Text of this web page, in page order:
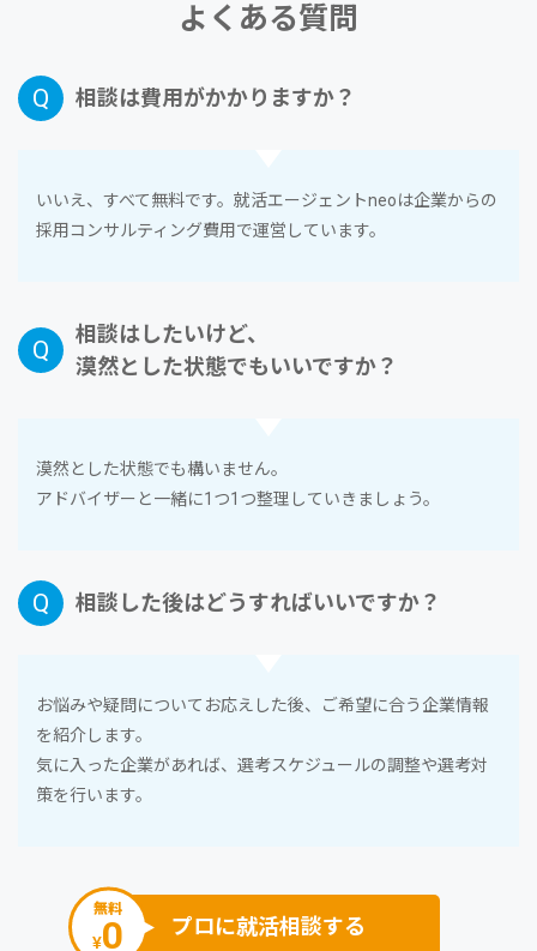
よくある質問
相談は費⽤がかかりますか？
いいえ、すべて無料です。就活エージェントneoは企業からの
採⽤コンサルティング費⽤で運営しています。
相談はしたいけど、
漠然とした状態でもいいですか？
漠然とした状態でも構いません。
アドバイザーと⼀緒に1つ1つ整理していきましょう。
相談した後はどうすればいいですか？
お悩みや疑問についてお応えした後、ご希望に合う企業情報
を紹介します。
気に⼊った企業があれば、選考スケジュールの調整や選考対
策を⾏います。
無料
¥0 プロに就活相談する